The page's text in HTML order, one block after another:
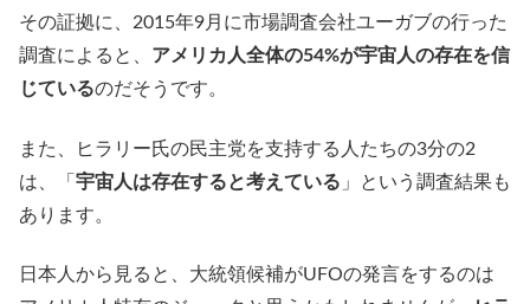
その証拠に、2015年9月に市場調査会社ユーガブの行った
調査によると、 アメリカ人全体の54%が宇宙人の存在を信
じているのだそうです。
また、ヒラリー氏の民主党を支持する人たちの3分の2
は、「 宇宙人は存在すると考えている 」という調査結果も
あります。
日本人から見ると、大統領候補がUFOの発言をするのは